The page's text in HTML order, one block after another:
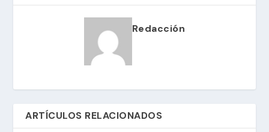
Redacción
ARTÍCULOS RELACIONADOS